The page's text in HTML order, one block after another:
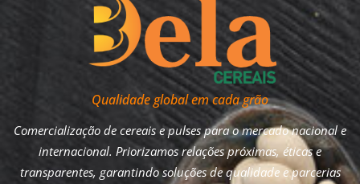
Qualidade global em cada grão
Comercialização de cereais e pulses para o mercado nacional e
internacional. Priorizamos relações próximas, éticas e
transparentes, garantindo soluções de qualidade e parcerias